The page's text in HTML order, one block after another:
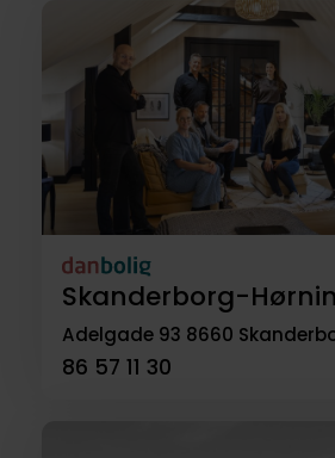
Skanderborg-
Adelgade 93 8660
86 57 11 30